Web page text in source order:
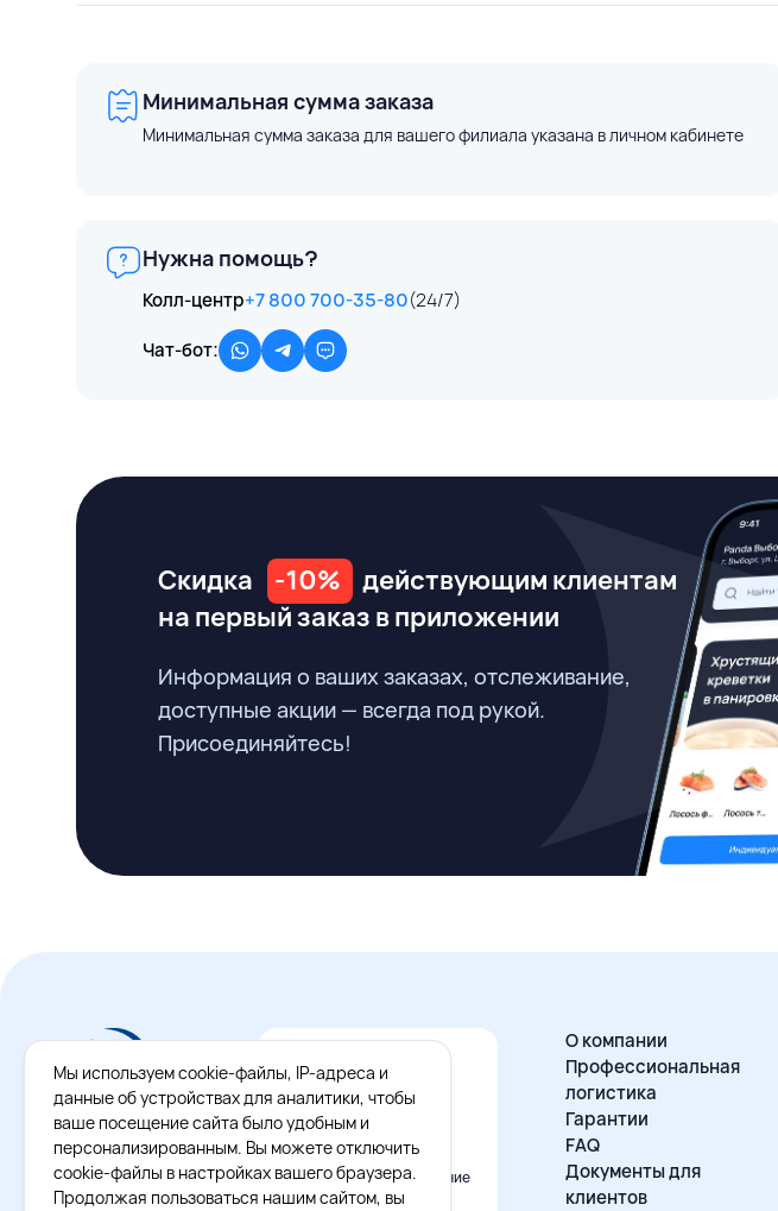
Минимальная сумма заказа
Минимальная сумма заказа для вашего филиала указана в личном кабинете
Нужна помощь?
Колл-центр+7 800 700-35-80(24/7)
Чат-бот:
Скидка -10%
действующим клиентам
на первый заказ в приложении
Информация о ваших заказах, отслеживание,
доступные акции — всегда под рукой.
Присоединяйтесь!
Официальное приложение
Восток - Запад
О компании
Профессиональная
логистика
Гарантии
FAQ
Документы для
клиентов
Мы используем cookie-файлы, IP-адреса и
данные об устройствах для аналитики, чтобы
ваше посещение сайта было удобным и
персонализированным. Вы можете отключить
cookie-файлы в настройках вашего браузера.
Продолжая пользоваться нашим сайтом, вы